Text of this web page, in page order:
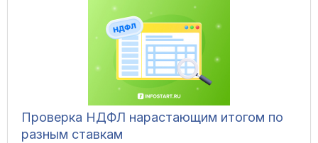
Проверка НДФЛ нарастающим итогом по
разным ставкам